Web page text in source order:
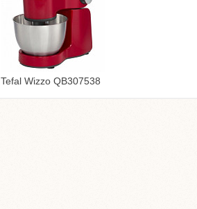
Tefal Wizzo QB307538